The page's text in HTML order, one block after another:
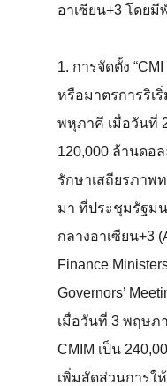
อาเซียน+3 โดย
1. การจัดตั้ง
หรือมาตรการริเ
พหุภาคี เมื่อวันที่
120,000 ล้านดอ
รักษาเสถียรภาพ
มา ที่ประชุมรัฐม
กลางอาเซียน+3
Finance
Governors’
เมื่อวันที่ 3 พฤษภ
CMIM เป็น
เพิ่มสัดส่วนการใ